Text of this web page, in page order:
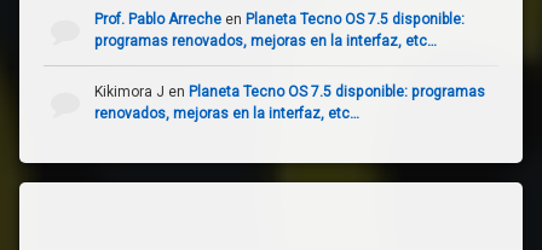
Prof. Pablo Arrecheen Planeta Tecno OS 7.5 disponible:
programas renovados, mejoras en la interfaz, etc…
Kikimora J en Planeta Tecno OS 7.5 disponible: programas
renovados, mejoras en la interfaz, etc…